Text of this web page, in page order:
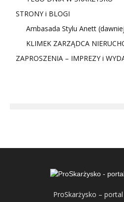
STRONY i BLOGI
Ambasada Stylu Anett
KLIMEK ZARZĄDCA
ZAPROSZENIA – IMPREZY i
ProSkarżysko –